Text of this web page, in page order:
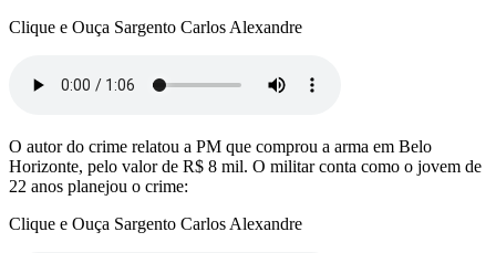
Clique e Ouça Sargento Carlos Alexandre
O autor do crime relatou a PM que comprou a arma em Belo
Horizonte, pelo valor de R$ 8 mil. O militar conta como o jovem de
22 anos planejou o crime:
Clique e Ouça Sargento Carlos Alexandre